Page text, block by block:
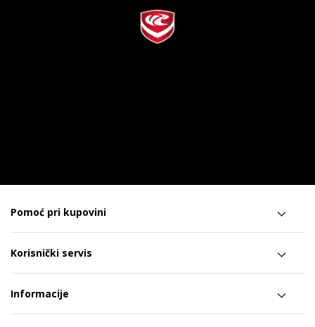
Pomoć pri kupovini
Korisnički servis
Informacije